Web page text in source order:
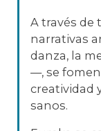
A través de
narrativas
danza, la
—, se
creatividad
sanos.